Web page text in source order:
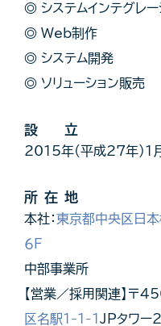
◎ システムインテグレー
◎ Web制作
◎ システム開発
◎ ソリューション販売
設 立
2015年(平成27年)１
所在地
本社：東京都中央区日
６F
中部事業所
【営業／採用関連】
区名駅1-1-1 JPタワー